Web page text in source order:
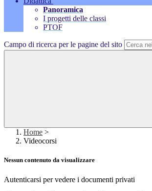
Panoramica
I progetti delle classi
PTOF
Campo di ricerca per le pagine del sito
Home >
Videocorsi
Nessun contenuto da visualizzare
Autenticarsi per vedere i documenti privati